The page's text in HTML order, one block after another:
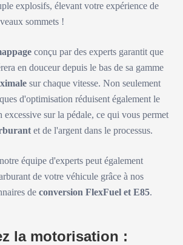
explosifs, élevant votre expérience de
sommets !
conçu par des experts garantit que
en douceur depuis le bas de sa gamme
sur chaque vitesse. Non seulement
d'optimisation réduisent également le
excessive sur la pédale, ce qui vous permet
et de l'argent dans le processus.
équipe d'experts peut également
de votre véhicule grâce à nos
de conversion FlexFuel et E85.
la motorisation :